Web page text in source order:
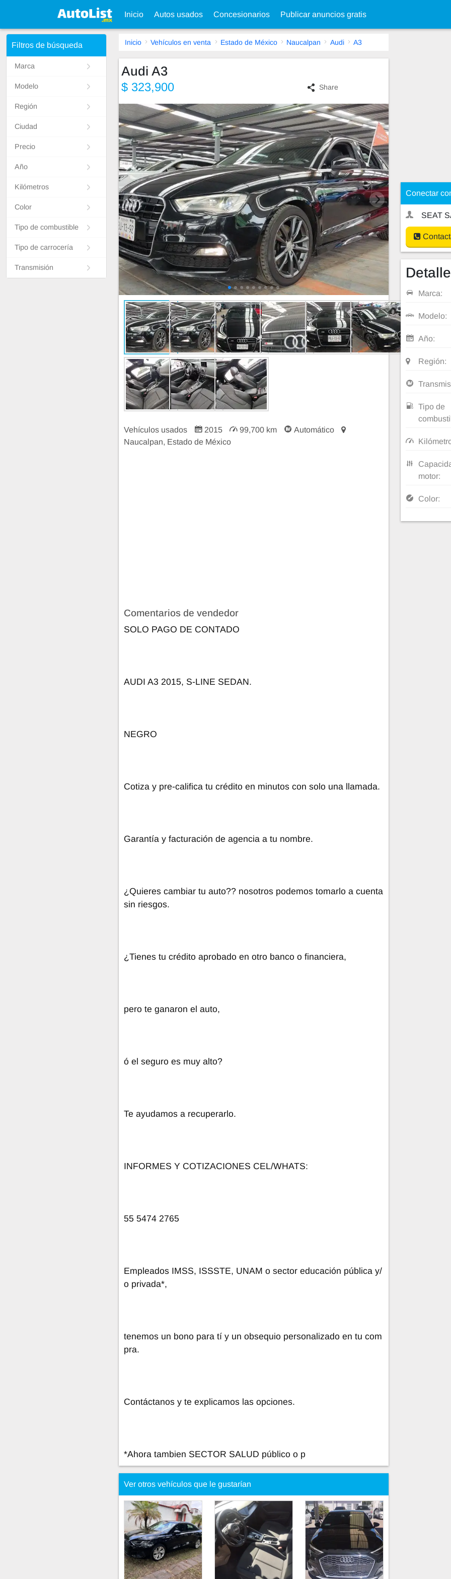
Inicio Autos usados Concesionarios Publicar anuncios gratis
Filtros de búsqueda
Marca
Modelo
Región
Ciudad
Precio
Año
Kilómetros
Color
Tipo de combustible
Tipo de carrocería
Transmisión
Inicio Vehículos en venta Estado de México Naucalpan Audi A3
Audi A3
$ 323,900 Share
Vehículos usados 2015 99,700 km
Automático
Naucalpan, Estado de México
Comentarios de vendedor
SOLO PAGO DE CONTADO
AUDI A3 2015, S-LINE SEDAN.
NEGRO
Cotiza y pre-califica tu crédito en minutos con solo una llamada.
Garantía y facturación de agencia a tu nombre.
¿Quieres cambiar tu auto?? nosotros podemos tomarlo a cuenta
sin riesgos.
¿Tienes tu crédito aprobado en otro banco o financiera,
pero te ganaron el auto,
ó el seguro es muy alto?
Te ayudamos a recuperarlo.
INFORMES Y COTIZACIONES CEL/WHATS:
55 5474 2765
Empleados IMSS, ISSSTE, UNAM o sector educación pública y/
o privada*,
tenemos un bono para tí y un obsequio personalizado en tu com
pra.
Contáctanos y te explicamos las opciones.
*Ahora tambien SECTOR SALUD público o p
Conectar
SEAT
Marca:
Modelo:
Año:
Región:
Tipo de
motor:
Color:
Ver otros vehículos que le gustarían